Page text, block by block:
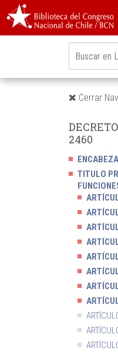
Cerrar
2460
TITULO